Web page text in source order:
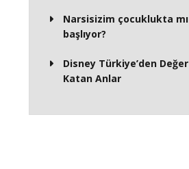
Narsisizim çocuklukta mı
başlıyor?
Disney Türkiye’den Değer
Katan Anlar